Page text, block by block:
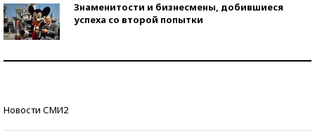
Знаменитости и бизнесмены, добившиеся
успеха со второй попытки
Новости СМИ2